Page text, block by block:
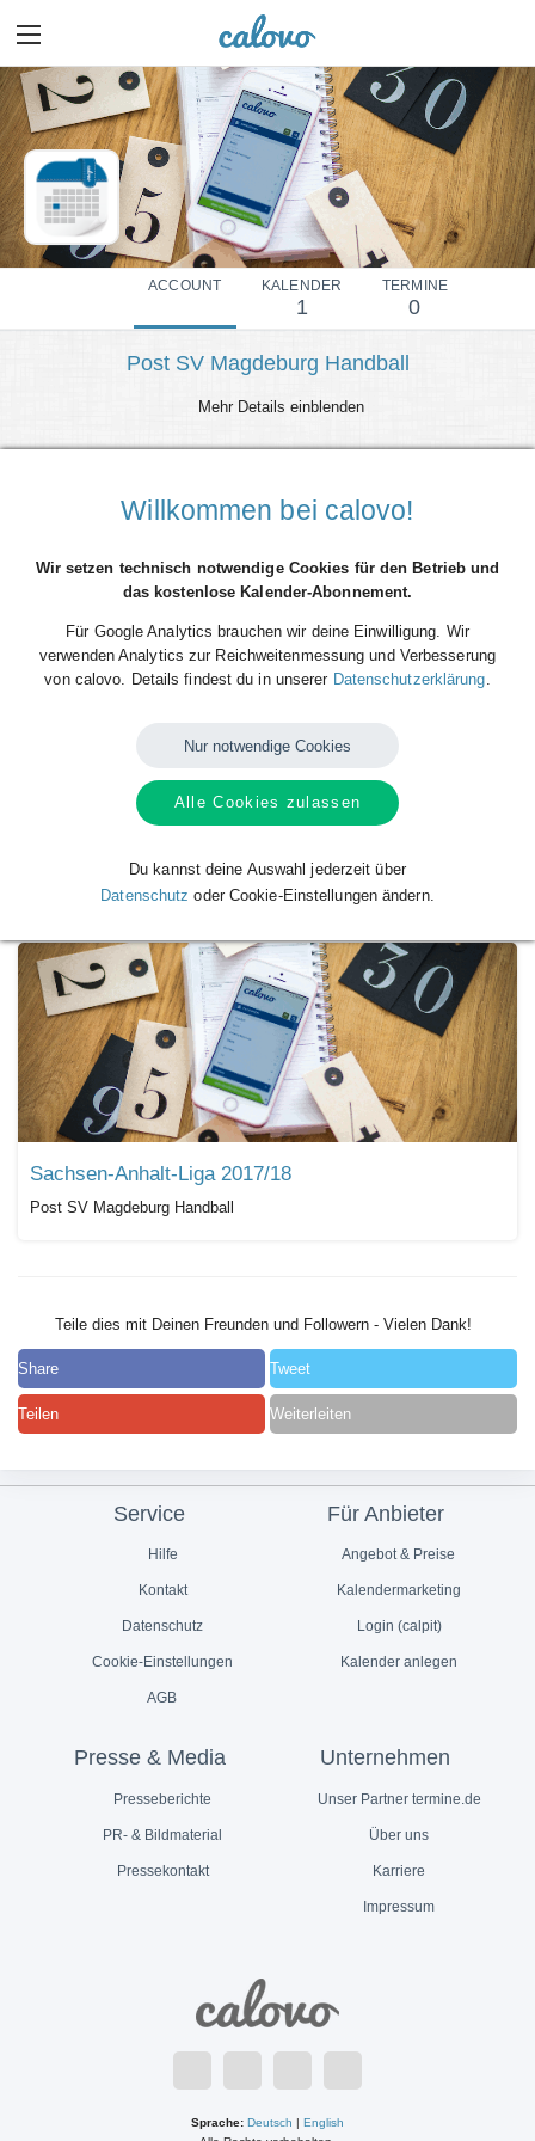
ACCOUNT KALENDER
1
TERMINE
0
Post SV Magdeburg Handball
Mehr Details einblenden
VerfügbareKalendervonPost SV
Sachsen-Anhalt-Liga 2017/18
Post SV Magdeburg Handball
Teile dies mit Deinen Freunden und Followern - Vielen Dank!
Share Tweet
Teilen Weiterleiten
Service
Hilfe
Kontakt
Datenschutz
Cookie-Einstellungen
AGB
Für Anbieter
Angebot & Preise
Kalendermarketing
Login (calpit)
Kalender anlegen
Presse & Media
Presseberichte
PR- & Bildmaterial
Pressekontakt
Unternehmen
Unser Partner termine.de
Über uns
Karriere
Impressum
Sprache: Deutsch | English
Willkommen bei calovo!
Wir setzen technisch notwendige Cookies für den Betrieb und
das kostenlose Kalender-Abonnement.
Für Google Analytics brauchen wir deine Einwilligung. Wir
verwenden Analytics zur Reichweitenmessung und Verbesserung
von calovo. Details findest du in unserer Datenschutzerklärung.
Nur notwendige Cookies
Alle Cookies zulassen
Du kannst deine Auswahl jederzeit über
Datenschutz oder Cookie-Einstellungen ändern.